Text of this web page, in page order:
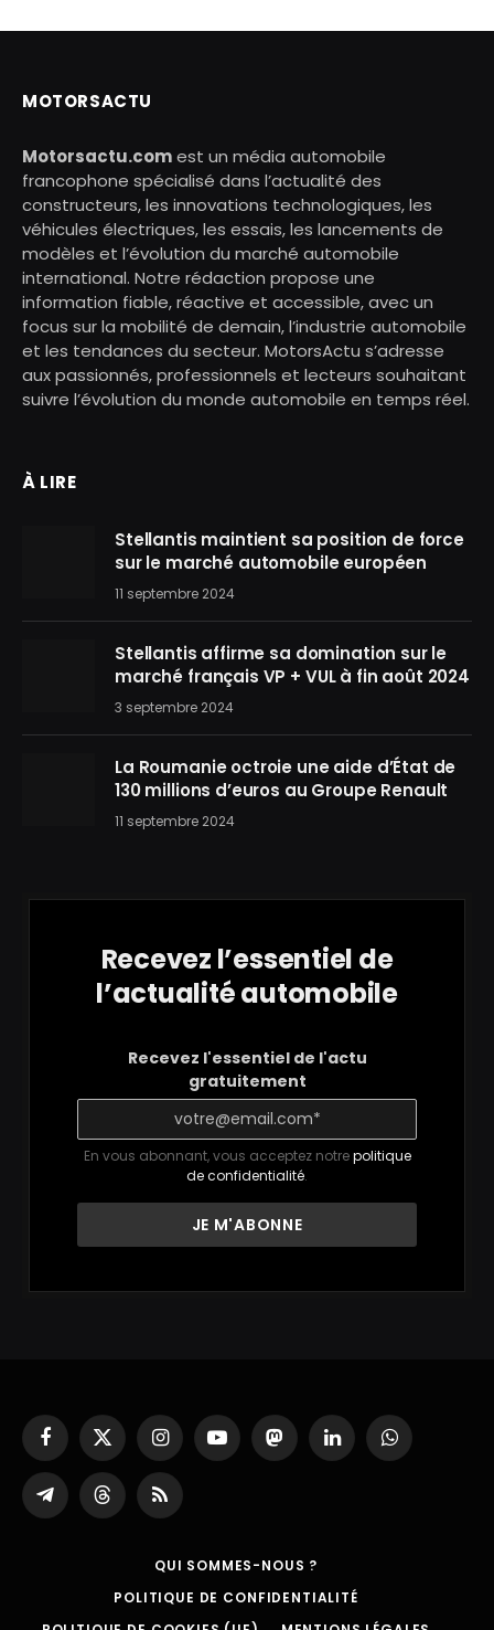
MOTORSACTU
Motorsactu.comest un média automobile
francophone spécialisé dans l’actualité des
constructeurs, les innovations technologiques, les
véhicules électriques, les essais, les lancements de
modèles et l’évolution du marché automobile
international. Notre rédaction propose une
information fiable, réactive et accessible, avec un
focus sur la mobilité de demain, l’industrie automobile
et les tendances du secteur. MotorsActu s’adresse
aux passionnés, professionnels et lecteurs souhaitant
suivre l’évolution du monde automobile en temps réel.
À LIRE
Stellantis maintient sa position de force
sur le marché automobile européen
11 septembre 2024
Stellantis affirme sa domination sur le
marché français VP + VUL à fin août 2024
3 septembre 2024
La Roumanie octroie une aide d’État de
130 millions d’euros au Groupe Renault
11 septembre 2024
Recevez l’essentiel de
l’actualité automobile
Recevez l'essentiel de l'actu
gratuitement
En vous abonnant, vous acceptez notrepolitique
de confidentialité.
Facebook
X
(Twitter)
InstagramYouTubeMastodonLinkedInWhatsApp
Partager
sur
ThreadsRSS
QUI SOMMES-NOUS ?
POLITIQUE DE CONFIDENTIALITÉ